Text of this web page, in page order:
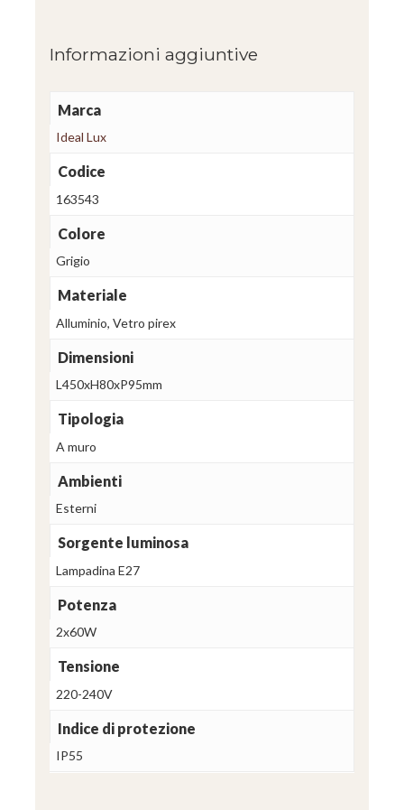
Informazioni aggiuntive
Marca
Ideal Lux
Codice
163543
Colore
Grigio
Materiale
Alluminio, Vetro pirex
Dimensioni
L450xH80xP95mm
Tipologia
A muro
Ambienti
Esterni
Sorgente luminosa
Lampadina E27
Potenza
2x60W
Tensione
220-240V
Indice di protezione
IP55